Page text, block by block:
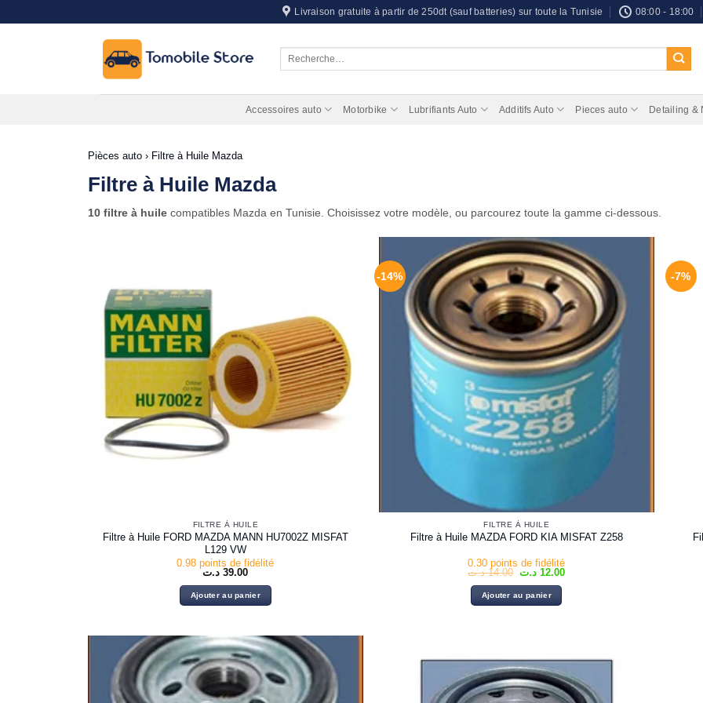
au
Livraison gratuite à partir de 250dt (sauf batteries) sur toute la Tunisie 08:00 - 18:00
Accessoires auto Motorbike Lubrifiants Auto Additifs Auto Pieces auto Detailing &
Pièces auto › Filtre à Huile Mazda
Filtre à Huile Mazda
10 filtre à huile compatibles Mazda en Tunisie. Choisissez votre modèle, ou parcourez toute la gamme ci-dessous.
FILTRE À HUILE
Filtre à Huile FORD MAZDA MANN HU7002Z MISFAT
L129 VW
0.98 points de fidélité
39.00 د.ت
Ajouter au panier
-14%
FILTRE À HUILE
Filtre à Huile MAZDA FORD KIA MISFAT Z258
0.30 points de fidélité
14.00 د.ت
Le
initial
était :
12.00 د.ت
Le
Ajouter au panier
-7%